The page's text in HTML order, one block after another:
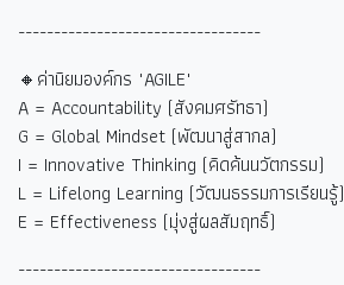
----------------------------------
🔸ค่านิยมองค์กร "AGILE"
A = Accountability (สังคมศรัทธา)
G = Global Mindset (พัฒนาสู่สากล)
I = Innovative Thinking (คิดค้นนวัตกรรม)
L = Lifelong Learning (วัฒนธรรมการเรียนรู้)
E = Effectiveness (มุ่งสู่ผลสัมฤทธิ์)
----------------------------------